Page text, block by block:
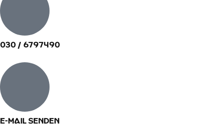
030 / 6797490
E-Mail senden​